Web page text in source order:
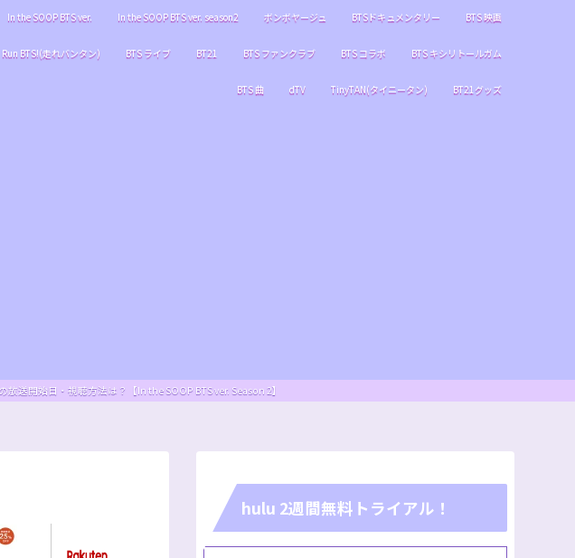
In the SOOP BTS ver. In the SOOP BTS ver. season2 ボンボヤージュ BTSドキュメンタリー BTS 映画
Run BTS!(走れバンタン) BTS ライブ BT21 BTS ファンクラブ BTS コラボ BTS キシリトールガム
BTS 曲 dTV TinyTAN(タイニータン) BT21グッズ
送開始日・視聴方法は？【In the SOOP BTS ver. Season 2】
hulu 2週間無料トライアル！